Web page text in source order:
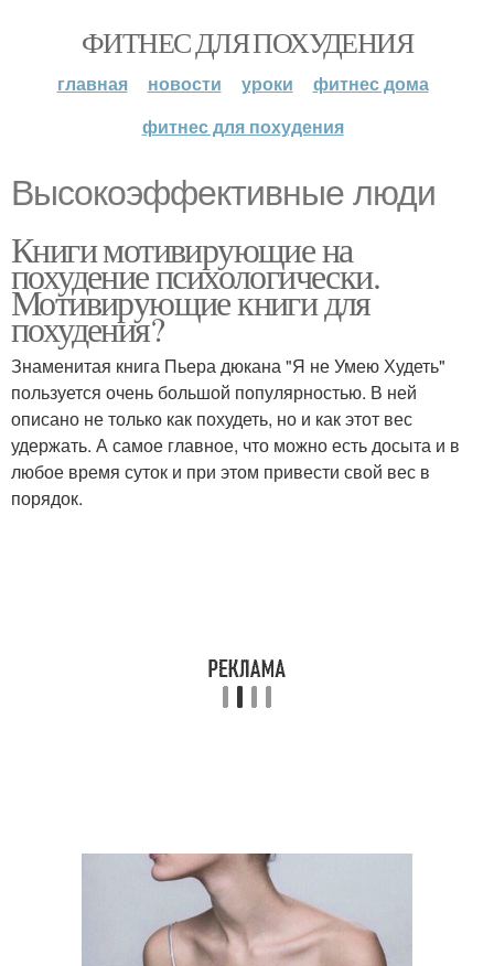
ФИТНЕС ДЛЯ ПОХУДЕНИЯ
главная новости уроки
фитнес дома
фитнес для похудения
Высокоэффективные люди
Книги мотивирующие на
похудение психологически.
Мотивирующие книги для
похудения?
Знаменитая книга Пьера дюкана "Я не Умею Худеть"
пользуется очень большой популярностью. В ней
описано не только как похудеть, но и как этот вес
удержать. А самое главное, что можно есть досыта и в
любое время суток и при этом привести свой вес в
порядок.